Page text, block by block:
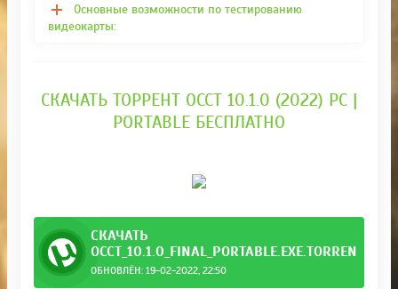
Основные возможности по тестированию
видеокарты:
СКАЧАТЬ ТОРРЕНТ OCCT 10.1.0 (2022) PC |
PORTABLE БЕСПЛАТНО
СКАЧАТЬ
OCCT_10.1.0_FINAL_PORTABLE.EXE.TORRENT
ОБНОВЛЁН: 19-02-2022, 22:50